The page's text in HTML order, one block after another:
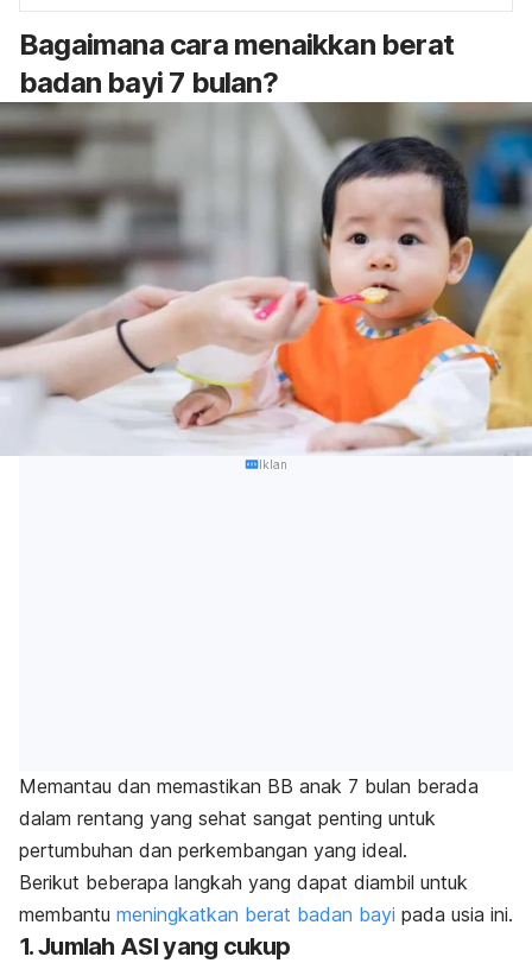
Bagaimana cara menaikkan berat
badan bayi 7 bulan?
Iklan
Memantau dan memastikan BB anak 7 bulan berada
dalam rentang yang sehat sangat penting untuk
pertumbuhan dan perkembangan yang ideal.
Berikut beberapa langkah yang dapat diambil untuk
membantu meningkatkan berat badan bayi pada usia ini.
1. Jumlah ASI yang cukup